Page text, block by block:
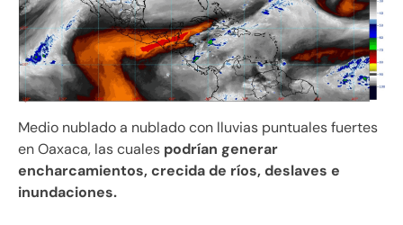
Medio nublado a nublado con lluvias puntuales fuertes
en Oaxaca, las cuales podrían generar
encharcamientos, crecida de ríos, deslaves e
inundaciones.